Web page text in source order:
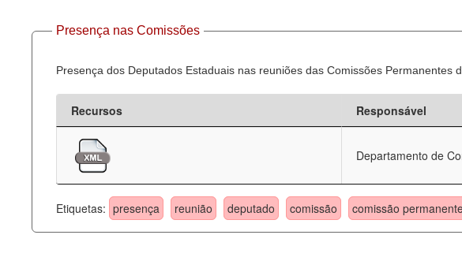
Presença nas Comissões
Presença dos Deputados Estaduais nas reuniões das Comissões Permanentes
Recursos Responsável
Departamento de
Etiquetas: presença reunião deputado comissão comissão